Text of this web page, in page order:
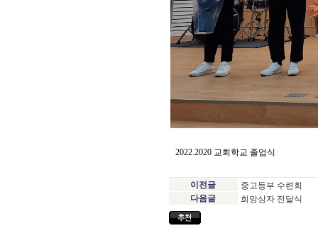
2022.2020 교회학교 졸업식
이전글
중고등부 수련회
다음글
희망상자 전달식